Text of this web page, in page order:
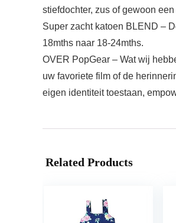
stiefdochter, zus of gewoon
Super zacht katoen BLEND –
18mths naar 18-24mths.
OVER PopGear – Wat wij
uw favoriete film of de
eigen identiteit toestaan,
Related Products